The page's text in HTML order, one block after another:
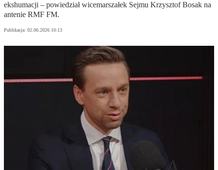
ekshumacji – powiedział wicemarszałek Sejmu Krzysztof Bosak na
antenie RMF FM.
Publikacja: 02.06.2026 10:13